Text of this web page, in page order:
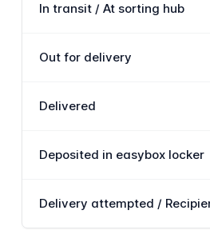
In transit / At sorting hub
Out for delivery
Delivered
Deposited in easybox locker
Delivery attempted /